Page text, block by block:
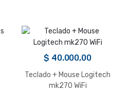
$ 40.000,00
Teclado + Mouse Logitech
mk270 WiFi